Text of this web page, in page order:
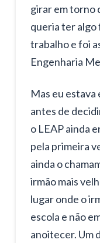
girar em torno
queria ter algo
trabalho e foi
Engenharia
Mas eu estava
antes de
o LEAP ainda
pela primeira
ainda o
irmão mais
lugar onde o
escola e não
anoitecer. Um